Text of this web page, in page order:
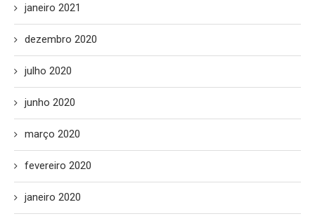
janeiro 2021
dezembro 2020
julho 2020
junho 2020
março 2020
fevereiro 2020
janeiro 2020